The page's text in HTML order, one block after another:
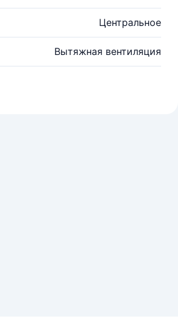
Центральное
Вытяжная вентиляция